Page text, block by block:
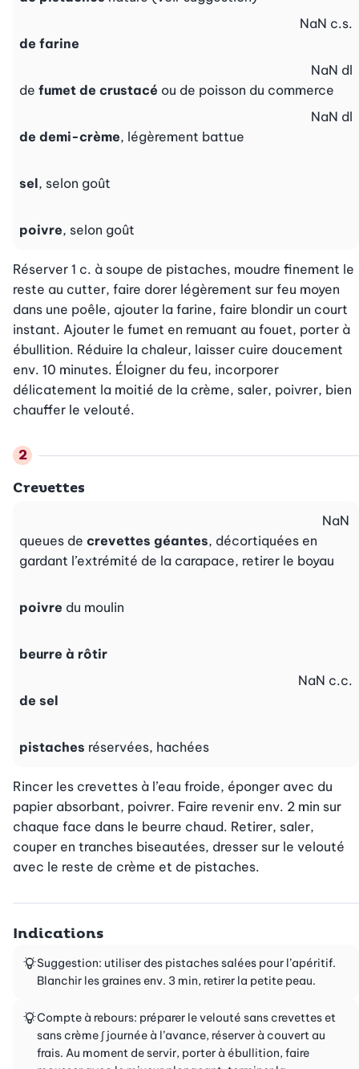
de farine
NaN c.s.
de fumet de crustacé ou de poisson du commerce
NaN dl
de demi-crème, légèrement battue
NaN dl
sel, selon goût
poivre, selon goût
Réserver 1 c. à soupe de pistaches, moudre finement le
reste au cutter, faire dorer légèrement sur feu moyen
dans une poêle, ajouter la farine, faire blondir un court
instant. Ajouter le fumet en remuant au fouet, porter à
ébullition. Réduire la chaleur, laisser cuire doucement
env. 10 minutes. Éloigner du feu, incorporer
délicatement la moitié de la crème, saler, poivrer, bien
chauffer le velouté.
Crevettes
queues de crevettes géantes, décortiquées en
gardant l’extrémité de la carapace, retirer le boyau
NaN
poivre du moulin
beurre à rôtir
de sel
NaN c.c.
pistaches réservées, hachées
Rincer les crevettes à l’eau froide, éponger avec du
papier absorbant, poivrer. Faire revenir env. 2 min sur
chaque face dans le beurre chaud. Retirer, saler,
couper en tranches biseautées, dresser sur le velouté
avec le reste de crème et de pistaches.
Indications
Suggestion: utiliser des pistaches salées pour l’apéritif.
Blanchir les graines env. 3 min, retirer la petite peau.
Compte à rebours: préparer le velouté sans crevettes et
sans crème ∫ journée à l’avance, réserver à couvert au
frais. Au moment de servir, porter à ébullition, faire